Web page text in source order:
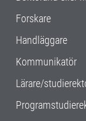
Forskare
Handläggare
Kommunikatör
Lärare/